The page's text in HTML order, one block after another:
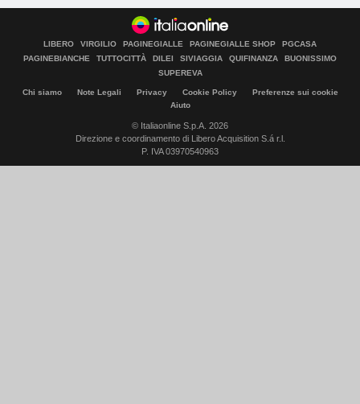
LIBERO VIRGILIO PAGINEGIALLE PAGINEGIALLE SHOP
PGCASA
PAGINEBIANCHE
TUTTOCITTÀ DILEI SIVIAGGIA QUIFINANZA
BUONISSIMO
SUPEREVA
Chi siamo Note Legali Privacy Cookie Policy
Preferenze sui cookie
Aiuto
© Italiaonline S.p.A. 2026
Direzione e coordinamento di Libero Acquisition S.á r.l.
P. IVA 03970540963